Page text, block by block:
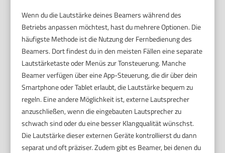
Wenn du die Lautstärke deines Beamers während des
Betriebs anpassen möchtest, hast du mehrere Optionen. Die
häufigste Methode ist die Nutzung der Fernbedienung des
Beamers. Dort findest du in den meisten Fällen eine separate
Lautstärketaste oder Menüs zur Tonsteuerung. Manche
Beamer verfügen über eine App-Steuerung, die dir über dein
Smartphone oder Tablet erlaubt, die Lautstärke bequem zu
regeln. Eine andere Möglichkeit ist, externe Lautsprecher
anzuschließen, wenn die eingebauten Lautsprecher zu
schwach sind oder du eine besser Klangqualität wünschst.
Die Lautstärke dieser externen Geräte kontrollierst du dann
separat und oft präziser. Zudem gibt es Beamer, bei denen du